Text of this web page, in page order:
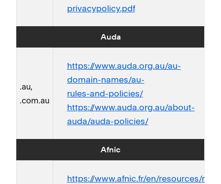
privacypolicy.pdf
Auda
.au,
.com.au
https://www.auda.org.au/au-
domain-names/au-
rules-and-policies/
https://www.auda.org.au/about-
auda/auda-policies/
Afnic
https://www.afnic.fr/en/resources/